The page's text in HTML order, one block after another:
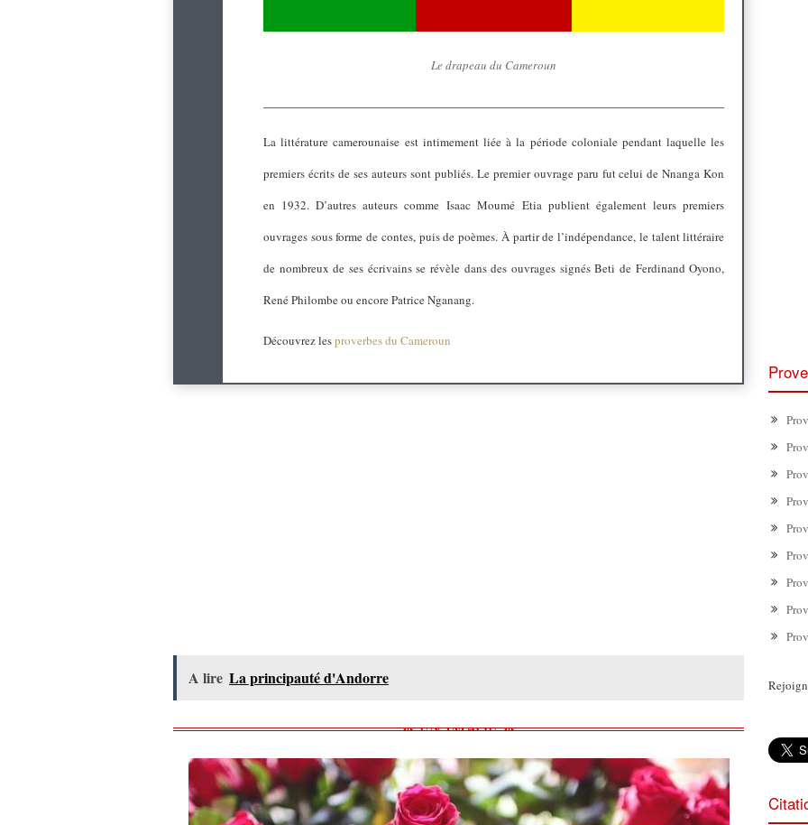
Le drapeau du Cameroun
La littérature camerounaise est intimement liée à la période coloniale pendant laquelle les
premiers écrits de ses auteurs sont publiés. Le premier ouvrage paru fut celui de Nnanga Kon
en 1932. D’autres auteurs comme Isaac Moumé Etia publient également leurs premiers
ouvrages sous forme de contes, puis de poèmes. À partir de l’indépendance, le talent littéraire
de nombreux de ses écrivains se révèle dans des ouvrages signés Beti de Ferdinand Oyono,
René Philombe ou encore Patrice Nganang.
Découvrez lesproverbes du Cameroun
A lire La principauté d'Andorre